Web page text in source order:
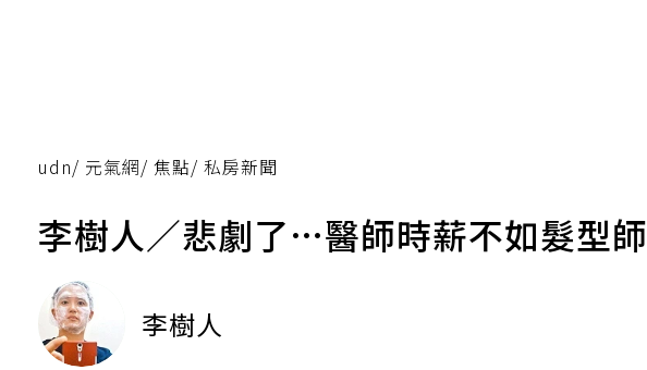
udn/ 元氣網/ 焦點/ 私房新聞
李樹人／悲劇了…醫師時薪不如髮型師
李樹人